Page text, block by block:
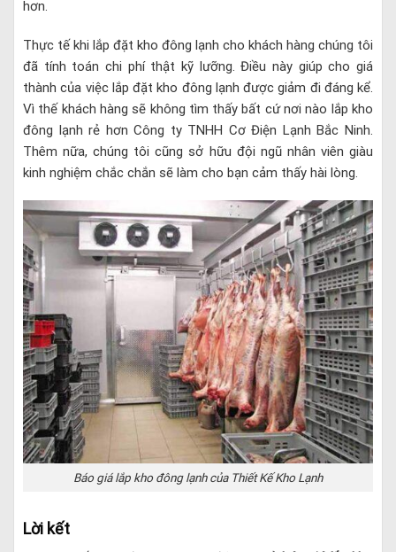
hơn.
Thực tế khi lắp đặt kho đông lạnh cho khách hàng chúng tôi
đã tính toán chi phí thật kỹ lưỡng. Điều này giúp cho giá
thành của việc lắp đặt kho đông lạnh được giảm đi đáng kể.
Vì thế khách hàng sẽ không tìm thấy bất cứ nơi nào lắp kho
đông lạnh rẻ hơn Công ty TNHH Cơ Điện Lạnh Bắc Ninh.
Thêm nữa, chúng tôi cũng sở hữu đội ngũ nhân viên giàu
kinh nghiệm chắc chắn sẽ làm cho bạn cảm thấy hài lòng.
Báo giá lắp kho đông lạnh của Thiết Kế Kho Lạnh
Lời kết